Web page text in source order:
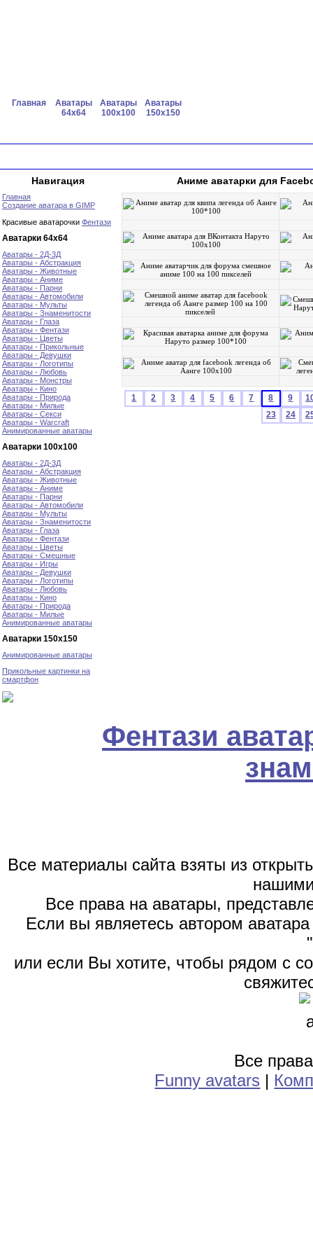
Главная
Аватары
64x64
Аватары
100x100
Аватары
150x150
Навигация
Главная
Создание аватара в GIMP
Красивые аватарочки Фентази
Аватарки 64х64
Аватары - 2Д-3Д
Аватары - Абстракция
Аватары - Животные
Аватары - Аниме
Аватары - Парни
Аватары - Автомобили
Аватары - Мульты
Аватары - Знаменитости
Аватары - Глаза
Аватары - Фентази
Аватары - Цветы
Аватары - Прикольные
Аватары - Девушки
Аватары - Логотипы
Аватары - Любовь
Аватары - Монстры
Аватары - Кино
Аватары - Природа
Аватары - Милые
Аватары - Секси
Аватары - Warcraft
Анимированные аватары
Аватарки 100х100
Аватары - 2Д-3Д
Аватары - Абстракция
Аватары - Животные
Аватары - Аниме
Аватары - Парни
Аватары - Автомобили
Аватары - Мульты
Аватары - Знаменитости
Аватары - Глаза
Аватары - Фентази
Аватары - Цветы
Аватары - Смешные
Аватары - Игры
Аватары - Девушки
Аватары - Логотипы
Аватары - Любовь
Аватары - Кино
Аватары - Природа
Аватары - Милые
Анимированные аватары
Аватарки 150х150
Анимированные аватары
Прикольные картинки на
смартфон
Аниме аватарки для
1 2 3 4 5 6 7 8 9
23
24
Фентази
Все материалы сайта взяты из
Все права на аватары,
Если вы являетесь автором
или если Вы хотите, чтобы рядом с
Все
Funny avatars |